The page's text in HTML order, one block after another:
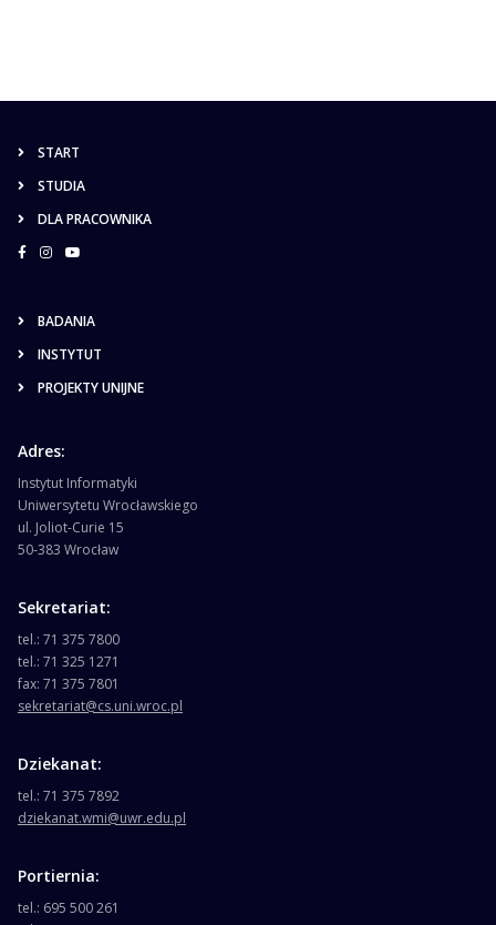
START
STUDIA
DLA PRACOWNIKA
BADANIA
INSTYTUT
PROJEKTY UNIJNE
Adres:
Instytut Informatyki
Uniwersytetu Wrocławskiego
ul. Joliot-Curie 15
50-383 Wrocław
Sekretariat:
tel.: 71 375 7800
tel.: 71 325 1271
fax: 71 375 7801
sekretariat@cs.uni.wroc.pl
Dziekanat:
tel.: 71 375 7892
dziekanat.wmi@uwr.edu.pl
Portiernia:
tel.: 695 500 261